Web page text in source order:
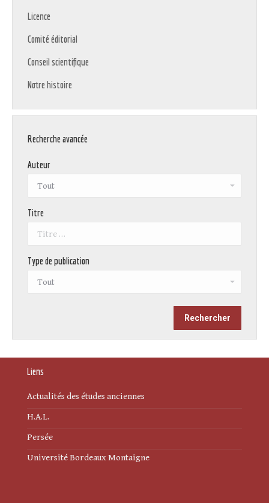
Licence
Comité éditorial
Conseil scientifique
Notre histoire
Recherche avancée
Auteur
Titre
Type de publication
Liens
Actualités des études anciennes
H.A.L.
Persée
Université Bordeaux Montaigne